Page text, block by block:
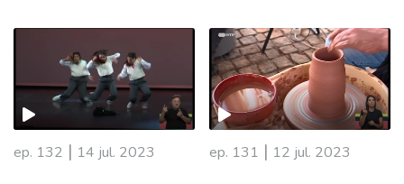
ep. 132 | 14 jul. 2023 ep. 131 | 12 jul. 2023